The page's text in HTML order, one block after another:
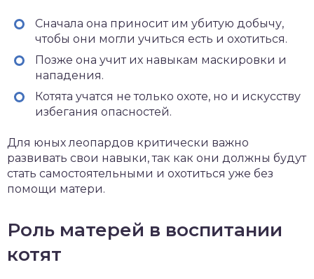
Сначала она приносит им убитую добычу,
чтобы они могли учиться есть и охотиться.
Позже она учит их навыкам маскировки и
нападения.
Котята учатся не только охоте, но и искусству
избегания опасностей.
Для юных леопардов критически важно
развивать свои навыки, так как они должны будут
стать самостоятельными и охотиться уже без
помощи матери.
Роль матерей в воспитании
котят